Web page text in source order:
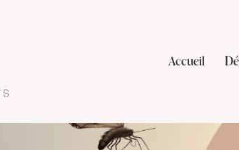
Accueil